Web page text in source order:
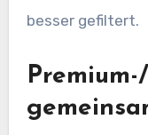
besser gefiltert.